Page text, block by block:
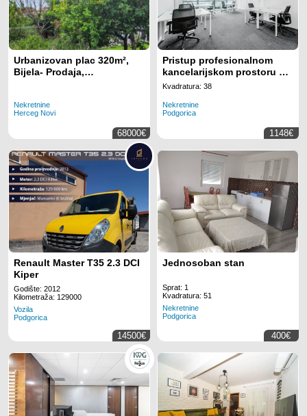
Urbanizovan plac 320m²,
Bijela- Prodaja,
Nekretnine
Herceg Novi
68000€
Pristup profesionalnom
kancelarijskom prostoru sa
svim uključenim sadržajima
Regus Business Tower
Montenegro
Kvadratura: 38
Nekretnine
Podgorica
1148€
Renault Master T35 2.3 DCI
Kiper
Godište: 2012
Kilometraža: 129000
Vozila
Podgorica
14500€
Jednosoban stan
Sprat: 1
Kvadratura: 51
Nekretnine
Podgorica
400€